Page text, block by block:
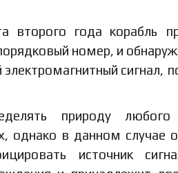
года корабль
номер, и
сигнал,
природу любого
однако в данном случае
источник